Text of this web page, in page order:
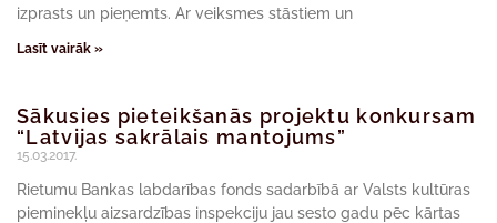
izprasts un pieņemts. Ar veiksmes stāstiem un
Lasīt vairāk »
Sākusies pieteikšanās projektu konkursam
“Latvijas sakrālais mantojums”
15.03.2017.
Rietumu Bankas labdarības fonds sadarbībā ar Valsts kultūras
pieminekļu aizsardzības inspekciju jau sesto gadu pēc kārtas